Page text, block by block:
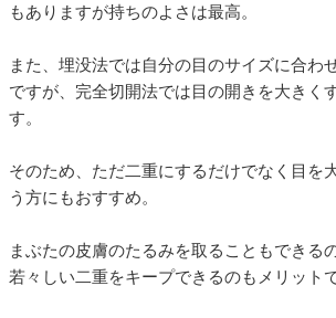
もありますが持ちのよさは最高。
また、埋没法では自分の目のサイズに合わ
ですが、完全切開法では目の開きを大きく
す。
そのため、ただ二重にするだけでなく目を
う方にもおすすめ。
まぶたの皮膚のたるみを取ることもできる
若々しい二重をキープできるのもメリット